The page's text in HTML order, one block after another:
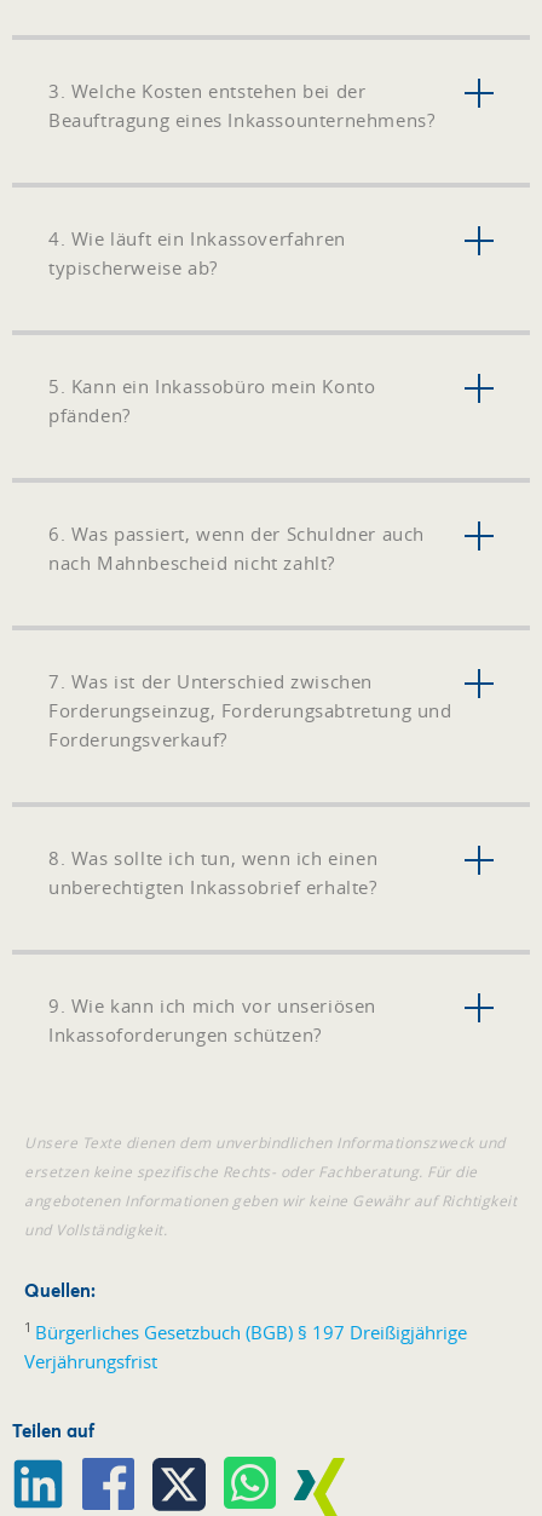
3. Welche Kosten entstehen bei der
Beauftragung eines Inkassounternehmens?
4. Wie läuft ein Inkassoverfahren
typischerweise ab?
5. Kann ein Inkassobüro mein Konto
pfänden?
6. Was passiert, wenn der Schuldner auch
nach Mahnbescheid nicht zahlt?
7. Was ist der Unterschied zwischen
Forderungseinzug, Forderungsabtretung und
Forderungsverkauf?
8. Was sollte ich tun, wenn ich einen
unberechtigten Inkassobrief erhalte?
9. Wie kann ich mich vor unseriösen
Inkassoforderungen schützen?
Unsere Texte dienen dem unverbindlichen Informationszweck und
ersetzen keine spezifische Rechts- oder Fachberatung. Für die
angebotenen Informationen geben wir keine Gewähr auf Richtigkeit
und Vollständigkeit.
Quellen:
1 Bürgerliches Gesetzbuch (BGB) § 197 Dreißigjährige
Verjährungsfrist
Teilen auf